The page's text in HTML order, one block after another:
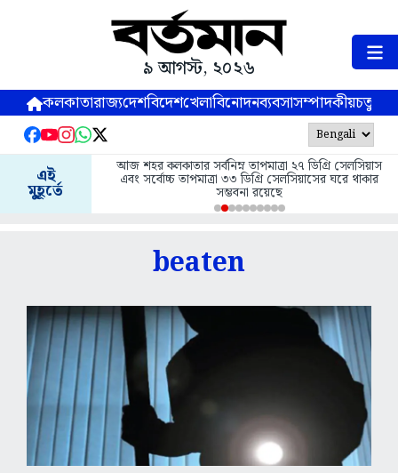
৯ আগস্ট, ২০২৬
কলকাতারাজ্যদেশবিদেশখেলাবিনোদনব্যবসাসম্পাদকীয়
এই
মুহূর্তে
সর্বনিম্ন তাপমাত্রা ২৭ ডিগ্রি সেলসিয়াস
তাপমাত্রা ৩৩ ডিগ্রি সেলসিয়াসের ঘরে থাকার
সম্ভবনা রয়েছে
আগামীকাল ফের অভিষেকের
beaten